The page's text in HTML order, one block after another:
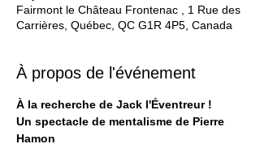
Fairmont le Château Frontenac , 1 Rue des
Carrières, Québec, QC G1R 4P5, Canada
À propos de l'événement
À la recherche de Jack l'Éventreur !
Un spectacle de mentalisme de Pierre
Hamon